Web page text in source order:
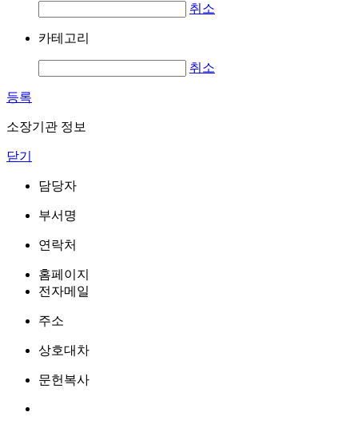
취소
카테고리
취소
등록
소장기관 정보
닫기
담당자
부서명
연락처
홈페이지
전자메일
주소
상호대차
문헌복사